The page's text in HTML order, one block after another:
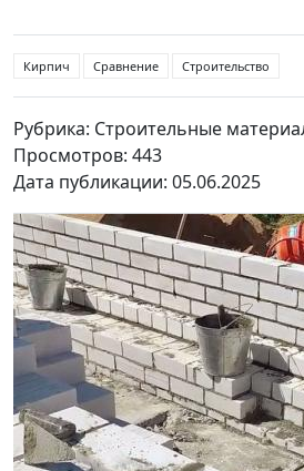
Кирпич Сравнение Строительство
Рубрика: Строительные
Просмотров: 443
Дата публикации: 05.06.2025